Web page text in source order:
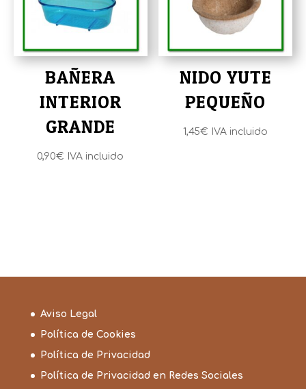
BAÑERA
INTERIOR
GRANDE
0,90€ IVA incluido
NIDO YUTE
PEQUEÑO
1,45€ IVA incluido
Aviso Legal
Política de Cookies
Política de Privacidad
Política de Privacidad en Redes Sociales